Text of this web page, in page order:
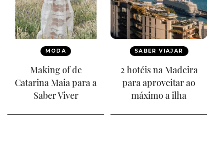
MODA
Making of de
Catarina Maia para a
Saber Viver
SABER VIAJAR
2 hotéis na Madeira
para aproveitar ao
máximo a ilha